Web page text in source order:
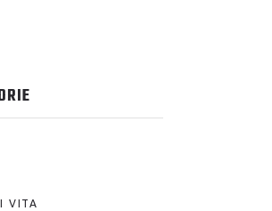
VITA